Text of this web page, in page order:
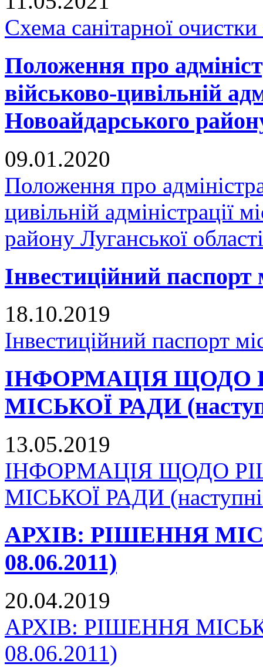
Схема санітарної
Положення про
військово-цивільній
Новоайдарського
09.01.2020
Положення про
цивільній адміністрації
району Луганської області
Інвестиційний
18.10.2019
Інвестиційний паспорт
ІНФОРМАЦІЯ ЩОДО
МІСЬКОЇ РАДИ
13.05.2019
ІНФОРМАЦІЯ ЩОДО
МІСЬКОЇ РАДИ (наступні
АРХІВ: РІШЕННЯ
08.06.2011)
20.04.2019
АРХІВ: РІШЕННЯ
08.06.2011)